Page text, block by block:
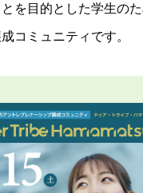
を目的とした学生の
コミュニティです。